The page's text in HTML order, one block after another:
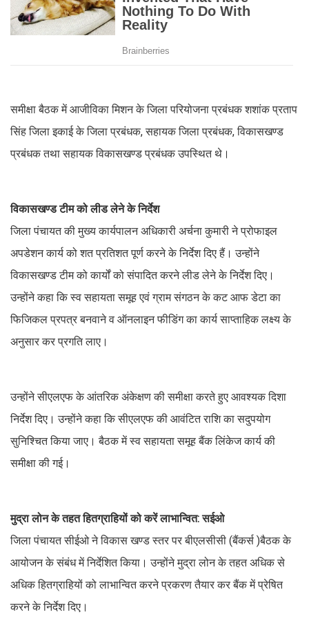
समीक्षा बैठक में आजीविका मिशन के जिला परियोजना प्रबंधक शशांक प्रताप
सिंह जिला इकाई के जिला प्रबंधक, सहायक जिला प्रबंधक, विकासखण्ड
प्रबंधक तथा सहायक विकासखण्ड प्रबंधक उपस्थित थे।
विकासखण्ड टीम को लीड लेने के निर्देश
जिला पंचायत की मुख्य कार्यपालन अधिकारी अर्चना कुमारी ने प्रोफाइल
अपडेशन कार्य को शत प्रतिशत पूर्ण करने के निर्देश दिए हैं। उन्होंने
विकासखण्ड टीम को कार्यों को संपादित करने लीड लेने के निर्देश दिए।
उन्होंने कहा कि स्व सहायता समूह एवं ग्राम संगठन के कट आफ डेटा का
फिजिकल प्रपत्र बनवाने व ऑनलाइन फीडिंग का कार्य साप्ताहिक लक्ष्य के
अनुसार कर प्रगति लाए।
उन्होंने सीएलएफ के आंतरिक अंकेक्षण की समीक्षा करते हुए आवश्यक दिशा
निर्देश दिए। उन्होंने कहा कि सीएलएफ की आवंटित राशि का सदुपयोग
सुनिश्चित किया जाए। बैठक में स्व सहायता समूह बैंक लिंकेज कार्य की
समीक्षा की गई।
मुद्रा लोन के तहत हितग्राहियों को करें लाभान्वित: सईओ
जिला पंचायत सीईओ ने विकास खण्ड स्तर पर बीएलसीसी (बैंकर्स )बैठक के
आयोजन के संबंध में निर्देशित किया। उन्होंने मुद्रा लोन के तहत अधिक से
अधिक हितग्राहियों को लाभान्वित करने प्रकरण तैयार कर बैंक में प्रेषित
करने के निर्देश दिए।